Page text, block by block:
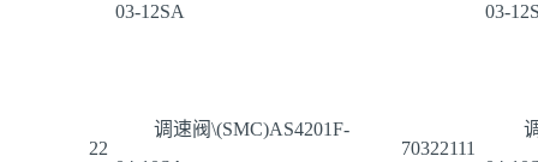
03-12SA
03-
22
调速阀\(SMC)AS4201F-
70322111